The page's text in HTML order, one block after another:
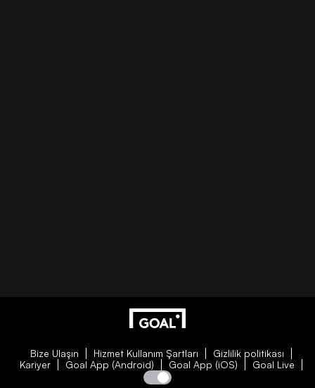
Bize Ulaşın Hizmet Kullanım Şartları
Gizlilik politikası
Kariyer
Goal App (Android) Goal App (iOS) Goal Live